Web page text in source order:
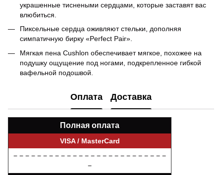
украшенные тиснеными сердцами, которые заставят вас
влюбиться.
Пиксельные сердца оживляют стельки, дополняя
симпатичную бирку «Perfect Pair».
Мягкая пена Cushlon обеспечивает мягкое, похожее на
подушку ощущение под ногами, подкрепленное гибкой
вафельной подошвой.
Оплата Доставка
Полная оплата
VISA / MasterCard
− − − − − − − − − − − − − − − − − − − − − − − − − −
−